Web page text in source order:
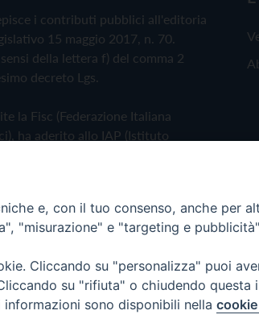
i contributi pubblici all'editoria
15 maggio 2017, n. 70.
della lettera f) del comma 2
decreto Lgs.
la Fisc (Federazione Italiana
ha aderito allo IAP (Istituto
Policy
e, con il tuo consenso, anche per
"misurazione" e "targeting e
Cliccando su "personalizza" puoi
su "rifiuta" o chiudendo questa
sono disponibili nella